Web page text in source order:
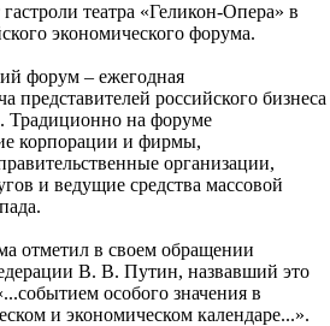
театра «Геликон-Опера» в
экономического форума.
форум – ежегодная
представителей российского бизнеса
Традиционно на форуме
корпорации и фирмы,
организации,
и ведущие средства массовой
отметил в своем обращении
В. В. Путин, назвавший это
особого значения в
и экономическом календаре...».